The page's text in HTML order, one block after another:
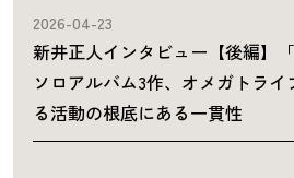
2026-04-23
新井正人インタビュー【後編】
ソロアルバム3作、オメガトラ
る活動の根底にある一貫性